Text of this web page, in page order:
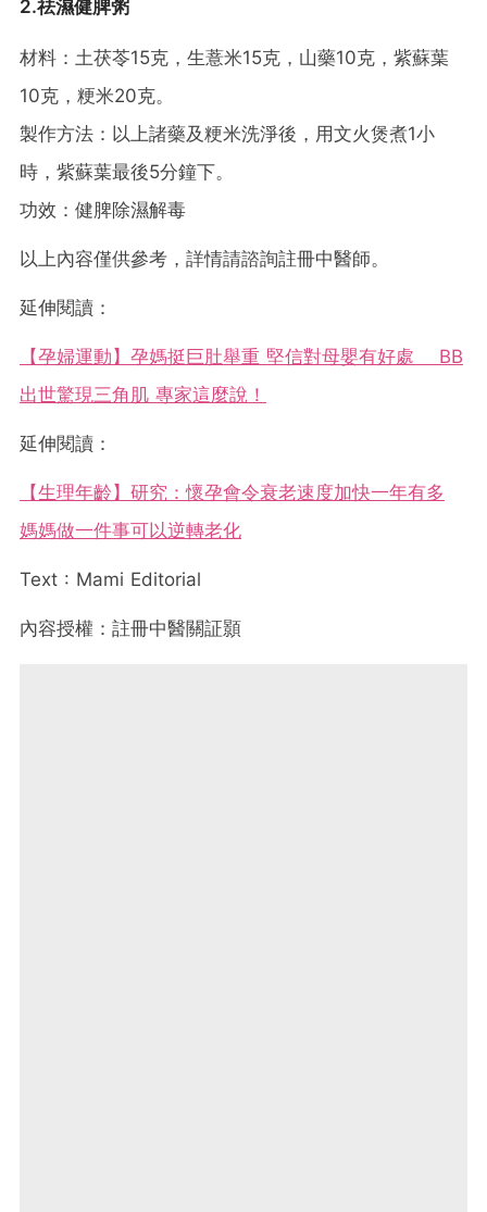
2.祛濕健脾粥
材料：土茯苓15克，生薏米15克，山藥10克，紫蘇葉
10克，粳米20克。
製作方法：以上諸藥及粳米洗淨後，用文火煲煮1小
時，紫蘇葉最後5分鐘下。
功效：健脾除濕解毒
以上內容僅供參考，詳情請諮詢註冊中醫師。
延伸閱讀：
【孕婦運動】孕媽挺巨肚舉重 堅信對母嬰有好處 BB
出世驚現三角肌 專家這麼說！
延伸閱讀：
【生理年齡】研究：懷孕會令衰老速度加快一年有多
媽媽做一件事可以逆轉老化
Text : Mami Editorial
內容授權：註冊中醫關証顥